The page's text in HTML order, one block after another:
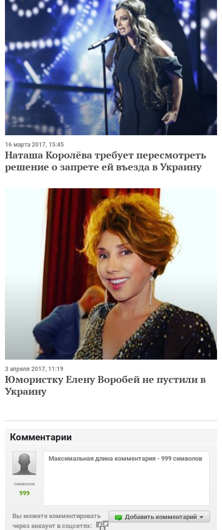
16 марта 2017, 15:45
Наташа Королёва требует пересмотреть
решение о запрете ей въезда в Украину
3 апреля 2017, 11:19
Юмористку Елену Воробей не пустили в
Украину
Комментарии
символов
999
Добавить комментарий
Вы можете комментировать
через аккаунт в соцсетях: